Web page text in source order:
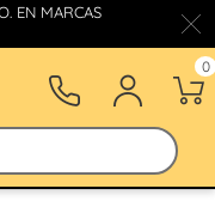
EN MARCAS
0